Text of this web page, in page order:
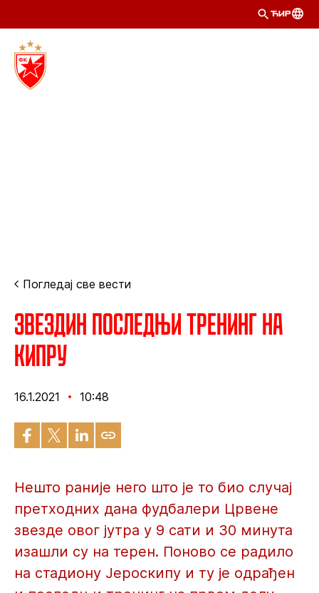
ЋИР
Погледај све вести
Звездин последњи тренинг на
Кипру
16.1.2021 10:48
Нешто раније него што је то био случај
претходних дана фудбалери Црвене
звезде овог јутра у 9 сати и 30 минута
изашли су на терен. Поново се радило
на стадиону Јероскипу и ту је одрађен